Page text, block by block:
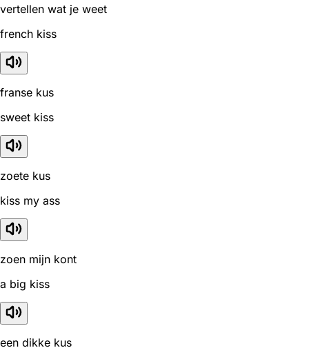
vertellen wat je weet
french kiss
franse kus
sweet kiss
zoete kus
kiss my ass
zoen mijn kont
a big kiss
een dikke kus